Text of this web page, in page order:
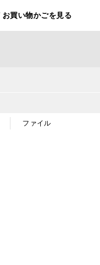
お買い物かごを見る
ファイル